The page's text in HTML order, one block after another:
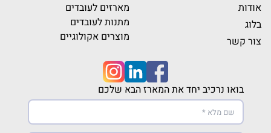
אודות
בלוג
צור קשר
מארזים לעובדים
מתנות לעובדים
מוצרים אקולוגיים
בואו נרכיב יחד את המארז הבא שלכם